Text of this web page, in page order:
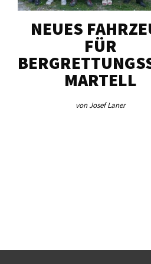
NEUES
FÜR
MARTELL
von Josef Laner